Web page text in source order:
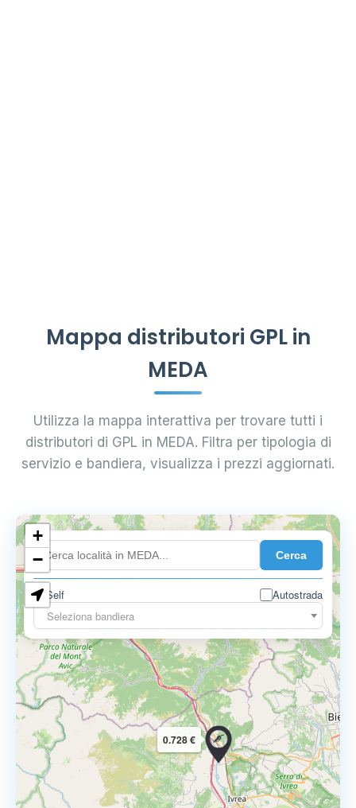
Mappa distributori GPL in
MEDA
Utilizza la mappa interattiva per trovare tutti i
distributori di GPL in MEDA. Filtra per tipologia di
servizio e bandiera, visualizza i prezzi aggiornati.
Cerca
Self
Autostrada
Seleziona bandiera
0.728 €
+
−